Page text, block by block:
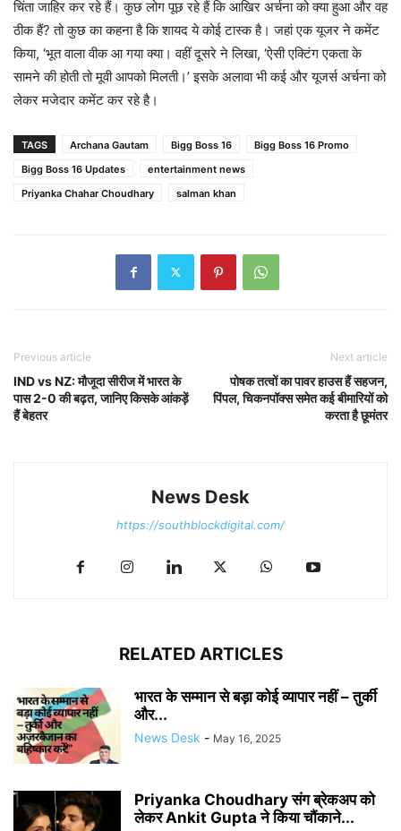
चिंता जाहिर कर रहे हैं। कुछ लोग पूछ रहे हैं कि आखिर अर्चना को क्या हुआ और वह
ठीक हैं? तो कुछ का कहना है कि शायद ये कोई टास्क है। जहां एक यूजर ने कमेंट
किया, ‘भूत वाला वीक आ गया क्या। वहीं दूसरे ने लिखा, ‘ऐसी एक्टिंग एकता के
सामने की होती तो मूवी आपको मिलती।’ इसके अलावा भी कई और यूजर्स अर्चना को
लेकर मजेदार कमेंट कर रहे है।
TAGS Archana Gautam Bigg Boss 16
Bigg Boss 16 Promo
Bigg Boss 16 Updates
entertainment news
Priyanka Chahar Choudhary
salman khan
Previous article
IND vs NZ: मौजूदा सीरीज में भारत के
पास 2-0 की बढ़त, जानिए किसके आंकड़ें
हैं बेहतर
Next article
पोषक तत्वों का पावर हाउस हैं सहजन,
पिंपल, चिकनपॉक्स समेत कई बीमारियों को
करता है छूमंतर
News Desk
https://southblockdigital.com/
RELATED ARTICLES
भारत के सम्मान से बड़ा कोई व्यापार नहीं – तुर्की
और...
News Desk - May 16, 2025
Priyanka Choudhary संग ब्रेकअप को
लेकर Ankit Gupta ने किया चौंकाने...